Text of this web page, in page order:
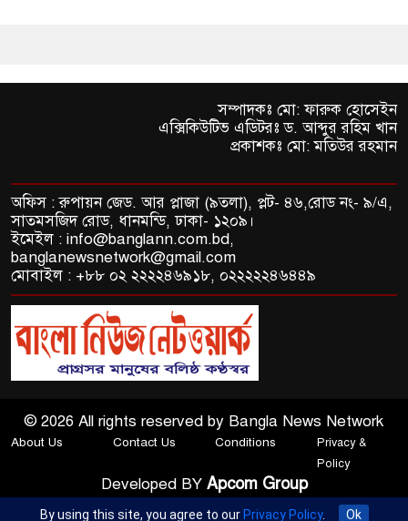
সম্পাদকঃ মো: ফারুক হোসেইন
এক্সিকিউটিভ এডিটরঃ ড. আব্দুর রহিম খান
প্রকাশকঃ মো: মতিউর রহমান
অফিস : রুপায়ন জেড. আর প্লাজা (৯তলা), প্লট- ৪৬,রোড নং- ৯/এ,
সাতমসজিদ রোড, ধানমন্ডি, ঢাকা- ১২০৯।
ইমেইল : info@banglann.com.bd,
banglanewsnetwork@gmail.com
মোবাইল : +৮৮ ০২ ২২২২৪৬৯১৮, ০২২২২২৪৬৪৪৯
© 2026 All rights reserved by Bangla News Network
About Us Contact Us Conditions
Privacy &
Policy
Developed BY Apcom Group
By using this site, you agree to our Privacy Policy. Ok